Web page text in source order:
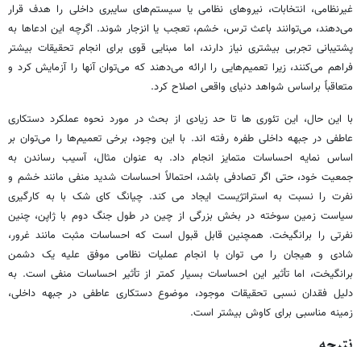
غیرنظامی، انتخابات، نیروهای نظامی یا سیستم‌های سایبری داخلی را هدف قرار
می‌دهند، می‌توانند باعث ترس، خشم، تعجب یا انزجار شوند. اگرچه این ادعاها به
پشتیبانی تجربی بیشتری نیاز دارند، اما مبنایی قوی برای انجام تحقیقات بیشتر
فراهم می‌کنند، زیرا تعمیم‌هایی را ارائه می‌دهند که می‌توان آنها را آزمایش کرد و
متعاقباً براساس شواهد دنیای واقعی اصلاح کرد.
با این حال، این تئوری ها تا حد زیادی از بحث در مورد نحوه عملکرد دستکاری
عاطفی در جبهه داخلی طفره رفته اند. با این وجود، برخی تعمیم‌ها را می‌توان بر
اساس نمایه احساسات متمایز انجام داد. به عنوان مثال، آسیب رساندن به
جمعیت خود، حتی اگر تصادفی باشد، احتمالاً احساسات شدید منفی مانند خشم و
نفرت را نسبت به استراتژیست ایجاد می کند. چیانگ کای شک با به کارگیری
سیاست زمین سوخته در بخش بزرگی از چین در طول جنگ دوم با ژاپن، چنین
نفرتی را برانگیخت. همچنین قابل قبول است که احساسات مثبت مانند غرور،
شادی و هیجان را می توان با انجام عملیات نظامی موفق علیه یک دشمن
برانگیخت، اما تأثیر این احساسات بسیار کمتر از تأثیر احساسات منفی است. به
دلیل فقدان نسبی تحقیقات موجود، موضوع دستکاری عاطفی در جبهه داخلی،
زمینه مناسبی برای کاوش بیشتر است.